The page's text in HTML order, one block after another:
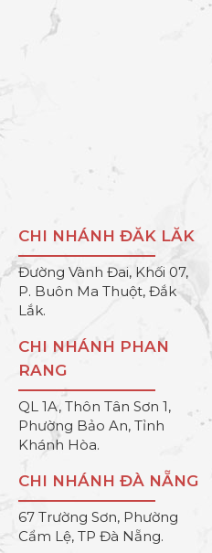
CHI NHÁNH ĐĂK LĂK
Đường Vành Đai, Khối 07,
P. Buôn Ma Thuột, Đắk
Lắk.
CHI NHÁNH PHAN
RANG
QL 1A, Thôn Tân Sơn 1,
Phường Bảo An, Tỉnh
Khánh Hòa.
CHI NHÁNH ĐÀ NẴNG
67 Trường Sơn, Phường
Cẩm Lệ, TP Đà Nẵng.